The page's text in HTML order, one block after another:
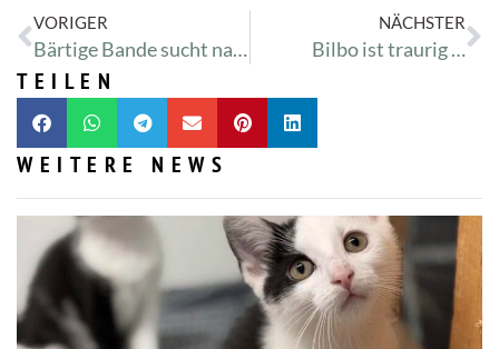
VORIGER
Bärtige Bande sucht nach neuer Wüste
NÄCHSTER
Bilbo ist traurig …
TEILEN
WEITERE NEWS